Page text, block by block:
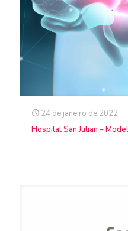
24 de janeiro de 2022
Hospital San Julian –